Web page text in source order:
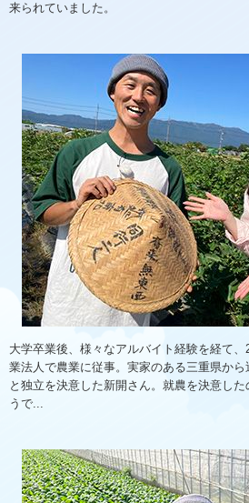
来られていました。
大学卒業後、様々なアルバイト経験を経て
業法人で農業に従事。実家のある三重県か
と独立を決意した新開さん。就農を決意し
うで...